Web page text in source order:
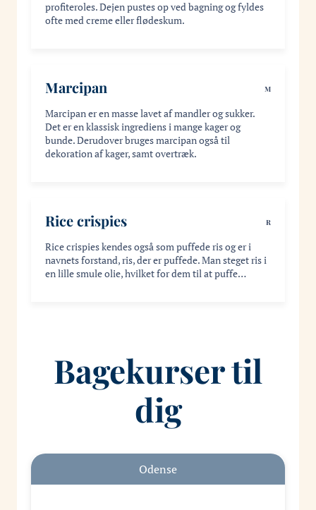
profiteroles. Dejen pustes op ved bagning og fyldes
ofte med creme eller flødeskum.
Marcipan M
Marcipan er en masse lavet af mandler og sukker.
Det er en klassisk ingrediens i mange kager og
bunde. Derudover bruges marcipan også til
dekoration af kager, samt overtræk.
Rice crispies R
Rice crispies kendes også som puffede ris og er i
navnets forstand, ris, der er puffede. Man steget ris i
en lille smule olie, hvilket for dem til at puffe…
Bagekurser til
dig
Odense